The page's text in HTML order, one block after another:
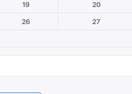
19 20
26 27